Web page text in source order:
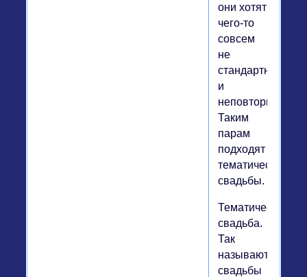
они хотят
чего-то
совсем
не
стандартного
и
неповторимого.
Таким
парам
подходят
тематические
свадьбы.
Тематическая
свадьба.
Так
называют
свадьбы